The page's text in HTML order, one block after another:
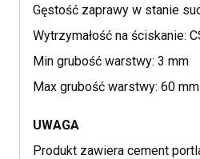
Gęstość zaprawy w stanie
Wytrzymałość na ściskanie:
Min grubość warstwy: 3 mm
Max grubość warstwy: 60 mm
UWAGA
Produkt zawiera cement